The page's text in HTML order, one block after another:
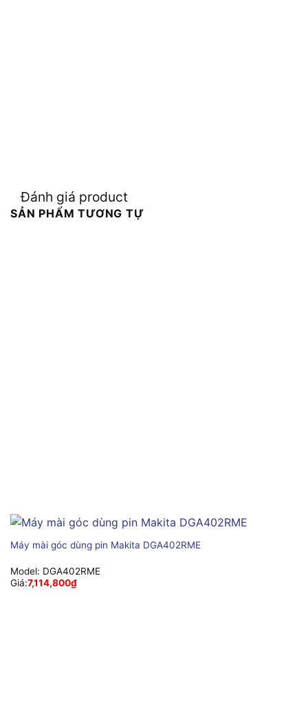
Đánh giá product
SẢN PHẨM TƯƠNG TỰ
Máy mài góc dùng pin Makita DGA402RME
Model: DGA402RME
Giá:7,114,800₫